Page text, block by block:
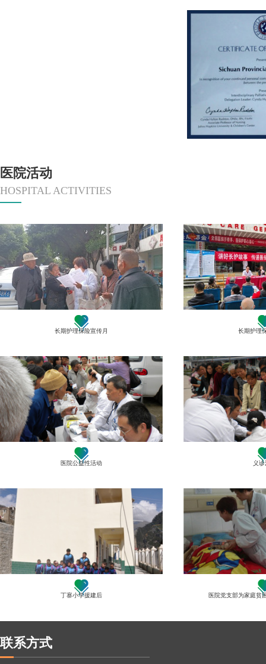
医院活动
HOSPITAL ACTIVITIES
长期护理保险宣传月 长期护理
医院公益性活动 义
丁寨小学援建后 医院党支部为家庭贫
联系方式